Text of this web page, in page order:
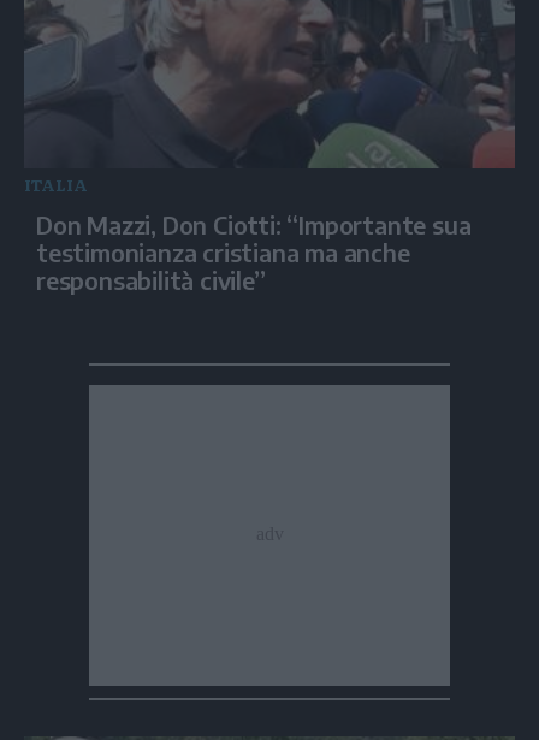
ITALIA
Don Mazzi, Don Ciotti: “Importante sua
testimonianza cristiana ma anche
responsabilità civile”